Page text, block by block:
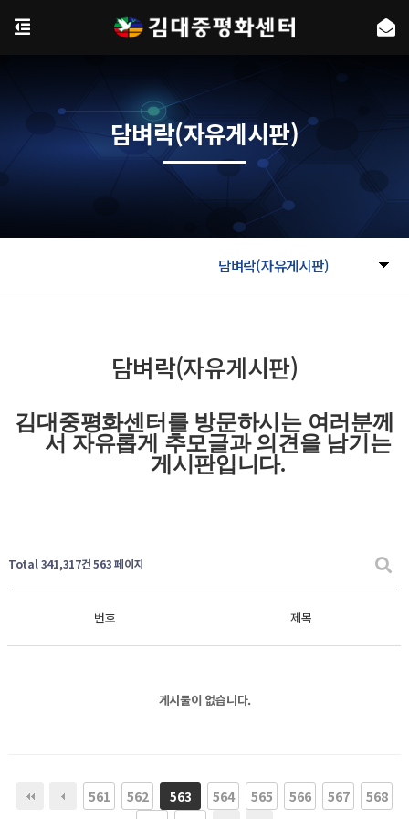
담벼락(자유게시판)
담벼락(자유게시판)
담벼락(자유게시판)
김대중평화센터를 방문하시는 여러분께
서 자유롭게 추모글과의견을 남기는
게시판입니다.
Total 341,317건563 페이지
번호 제목
게시물이 없습니다.
561 562 563 564 565 566 567
568